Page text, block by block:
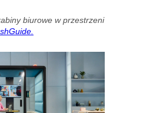
biurowe w przestrzeni